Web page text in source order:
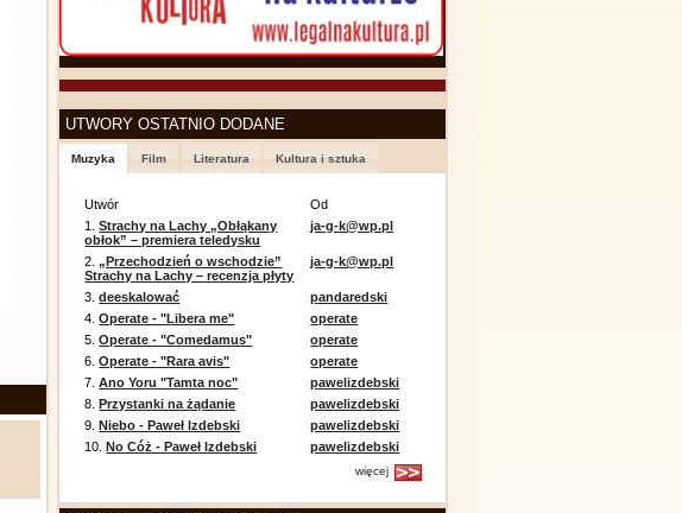
UTWORY OSTATNIO DODANE
Muzyka Film Literatura Kultura i sztuka
Utwór
Od
1.Strachy na Lachy „Obłąkany
obłok” – premiera teledysku
ja-g-k@wp.pl
2.„Przechodzień o wschodzie”
Strachy na Lachy – recenzja płyty
ja-g-k@wp.pl
3.deeskalować
pandaredski
4.Operate - "Libera me"
operate
5.Operate - "Comedamus"
operate
6.Operate - "Rara avis"
operate
7.Ano Yoru "Tamta noc"
pawelizdebski
8.Przystanki na żądanie
pawelizdebski
9.Niebo - Paweł Izdebski
pawelizdebski
10.No Cóż - Paweł Izdebski pawelizdebski
więcej